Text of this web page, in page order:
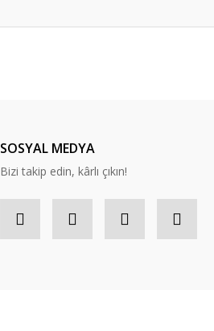
SOSYAL MEDYA
Bizi takip edin, kârlı çıkın!